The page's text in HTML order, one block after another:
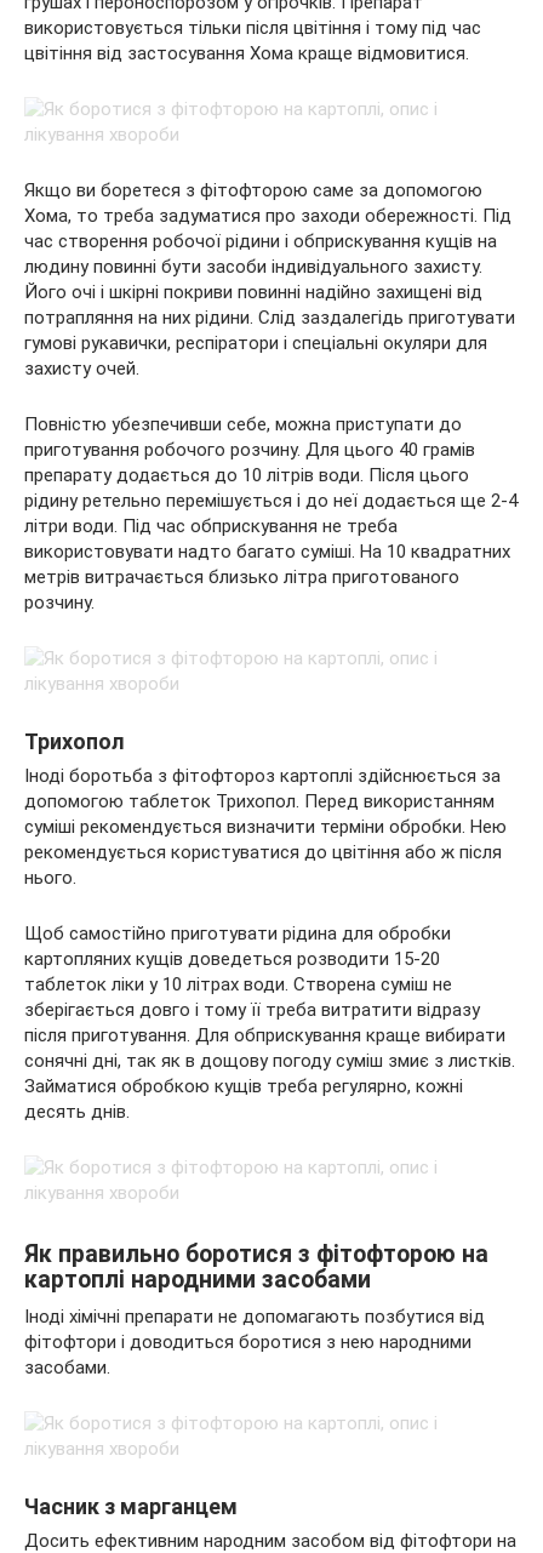
використовується тільки після цвітіння і тому під час
цвітіння від застосування Хома краще відмовитися.
Якщо ви боретеся з фітофторою саме за допомогою
Хома, то треба задуматися про заходи обережності. Під
час створення робочої рідини і обприскування кущів на
людину повинні бути засоби індивідуального захисту.
Його очі і шкірні покриви повинні надійно захищені від
потрапляння на них рідини. Слід заздалегідь приготувати
гумові рукавички, респіратори і спеціальні окуляри для
захисту очей.
Повністю убезпечивши себе, можна приступати до
приготування робочого розчину. Для цього 40 грамів
препарату додається до 10 літрів води. Після цього
рідину ретельно перемішується і до неї додається ще 2-4
літри води. Під час обприскування не треба
використовувати надто багато суміші. На 10 квадратних
метрів витрачається близько літра приготованого
розчину.
Трихопол
Іноді боротьба з фітофтороз картоплі здійснюється за
допомогою таблеток Трихопол. Перед використанням
суміші рекомендується визначити терміни обробки. Нею
рекомендується користуватися до цвітіння або ж після
нього.
Щоб самостійно приготувати рідина для обробки
картопляних кущів доведеться розводити 15-20
таблеток ліки у 10 літрах води. Створена суміш не
зберігається довго і тому її треба витратити відразу
після приготування. Для обприскування краще вибирати
сонячні дні, так як в дощову погоду суміш змиє з листків.
Займатися обробкою кущів треба регулярно, кожні
десять днів.
Як правильно боротися з фітофторою на
картоплі народними засобами
Іноді хімічні препарати не допомагають позбутися від
фітофтори і доводиться боротися з нею народними
засобами.
Часник з марганцем
Досить ефективним народним засобом від фітофтори на